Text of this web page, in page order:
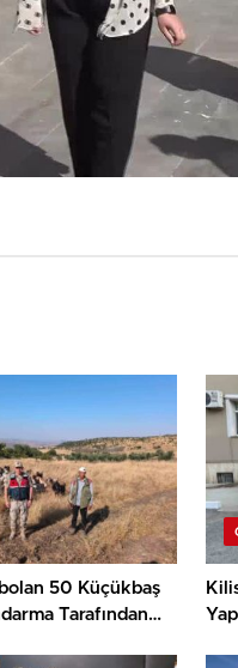
50 Küçükbaş
Tarafından